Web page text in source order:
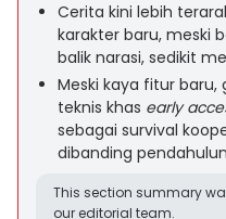
Cerita kini lebih
karakter baru, meski
balik narasi, sedikit
Meski kaya fitur
teknis khas early
sebagai survival
dibanding
This section summary
our editorial team.